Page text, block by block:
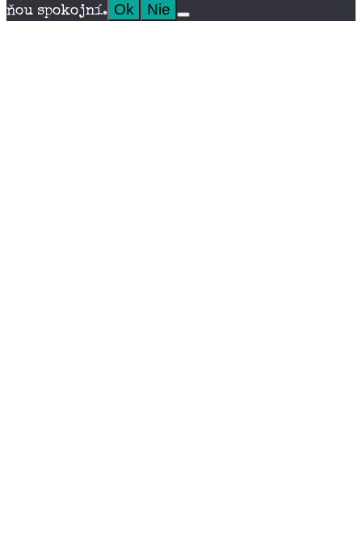
ňou spokojní. Ok Nie